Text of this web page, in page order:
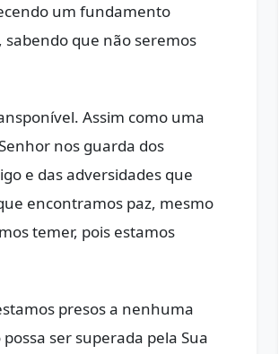
um fundamento
que não seremos
Assim como uma
nos guarda dos
e das adversidades que
encontramos paz, mesmo
temer, pois estamos
presos a nenhuma
ser superada pela Sua